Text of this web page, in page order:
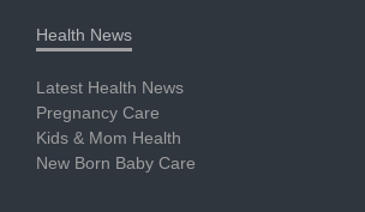
Health News
Latest Health News
Pregnancy Care
Kids & Mom Health
New Born Baby Care